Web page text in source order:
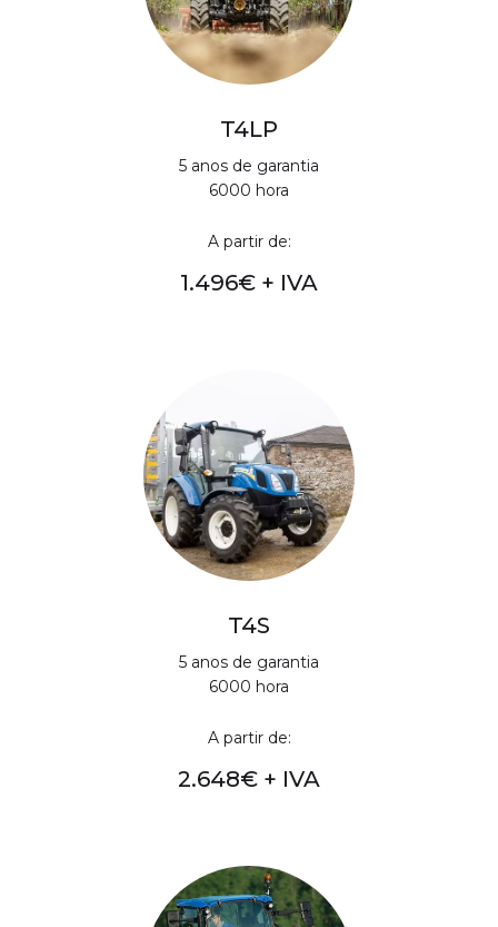
T4LP
5 anos de garantia
6000 hora
A partir de:
1.496€ + IVA
T4S
5 anos de garantia
6000 hora
A partir de:
2.648€ + IVA